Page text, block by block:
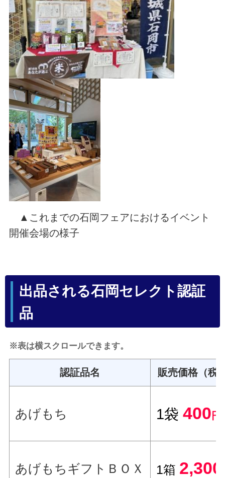
▲これまでの石岡フェアにおけるイベント
開催会場の様子
出品される石岡セレクト認証
品
※表は横スクロールできます。
認証品名 販売価格（税
あげもち 1袋400 円
あげもちギフトＢＯＸ 1箱 2,300